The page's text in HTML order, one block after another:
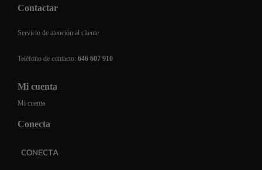
Contactar
Servicio de atención al cliente
Teléfono de contacto: 646 607 910
Mi cuenta
Mi cuenta
Conecta
CONECTA